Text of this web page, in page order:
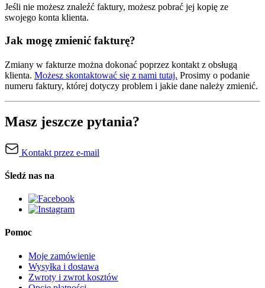
Jeśli nie możesz znaleźć faktury, możesz pobrać jej kopię ze
swojego konta klienta.
Jak mogę zmienić fakturę?
Zmiany w fakturze można dokonać poprzez kontakt z obsługą
klienta. Możesz skontaktować się z nami tutaj. Prosimy o podanie
numeru faktury, której dotyczy problem i jakie dane należy zmienić.
Masz jeszcze pytania?
Kontakt przez e-mail
Śledź nas na
Pomoc
Moje zamówienie
Wysyłka i dostawa
Zwroty i zwrot kosztów